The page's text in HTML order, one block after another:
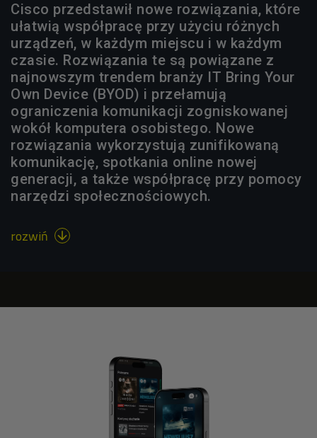
Cisco przedstawił nowe rozwiązania, które
ułatwią współpracę przy użyciu różnych
urządzeń, w każdym miejscu i w każdym
czasie. Rozwiązania te są powiązane z
najnowszym trendem branży IT Bring Your
Own Device (BYOD) i przełamują
ograniczenia komunikacji zogniskowanej
wokół komputera osobistego. Nowe
rozwiązania wykorzystują zunifikowaną
komunikację, spotkania online nowej
generacji, a także współpracę przy pomocy
narzędzi społecznościowych.
rozwiń 